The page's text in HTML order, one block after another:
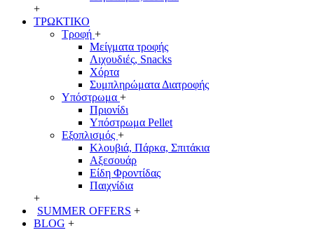
+
ΤΡΩΚΤΙΚΟ
Τροφή +
Μείγματα τροφής
Λιχουδιές, Snacks
Χόρτα
Συμπληρώματα Διατροφής
Υπόστρωμα +
Πριονίδι
Υπόστρωμα Pellet
Εξοπλισμός +
Κλουβιά, Πάρκα, Σπιτάκια
Αξεσουάρ
Είδη Φροντίδας
Παιχνίδια
+
SUMMER OFFERS +
BLOG +